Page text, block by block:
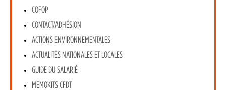
COFOP
CONTACT/ADHÉSION
ACTIONS ENVIRONNEMENTALES
ACTUALITÉS NATIONALES ET LOCALES
GUIDE DU SALARIÉ
MEMOKITS CFDT